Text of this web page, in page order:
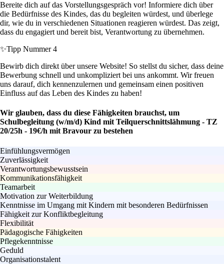
Bereite dich auf das Vorstellungsgespräch vor! Informiere dich über
die Bedürfnisse des Kindes, das du begleiten würdest, und überlege
dir, wie du in verschiedenen Situationen reagieren würdest. Das zeigt,
dass du engagiert und bereit bist, Verantwortung zu übernehmen.
✨Tipp Nummer 4
Bewirb dich direkt über unsere Website! So stellst du sicher, dass deine
Bewerbung schnell und unkompliziert bei uns ankommt. Wir freuen
uns darauf, dich kennenzulernen und gemeinsam einen positiven
Einfluss auf das Leben des Kindes zu haben!
Wir glauben, dass du diese Fähigkeiten brauchst, um
Schulbegleitung (w/m/d) Kind mit Teilquerschnittslähmung - TZ
20/25h - 19€/h mit Bravour zu bestehen
Einfühlungsvermögen
Zuverlässigkeit
Verantwortungsbewusstsein
Kommunikationsfähigkeit
Teamarbeit
Motivation zur Weiterbildung
Kenntnisse im Umgang mit Kindern mit besonderen Bedürfnissen
Fähigkeit zur Konfliktbegleitung
Flexibilität
Pädagogische Fähigkeiten
Pflegekenntnisse
Geduld
Organisationstalent